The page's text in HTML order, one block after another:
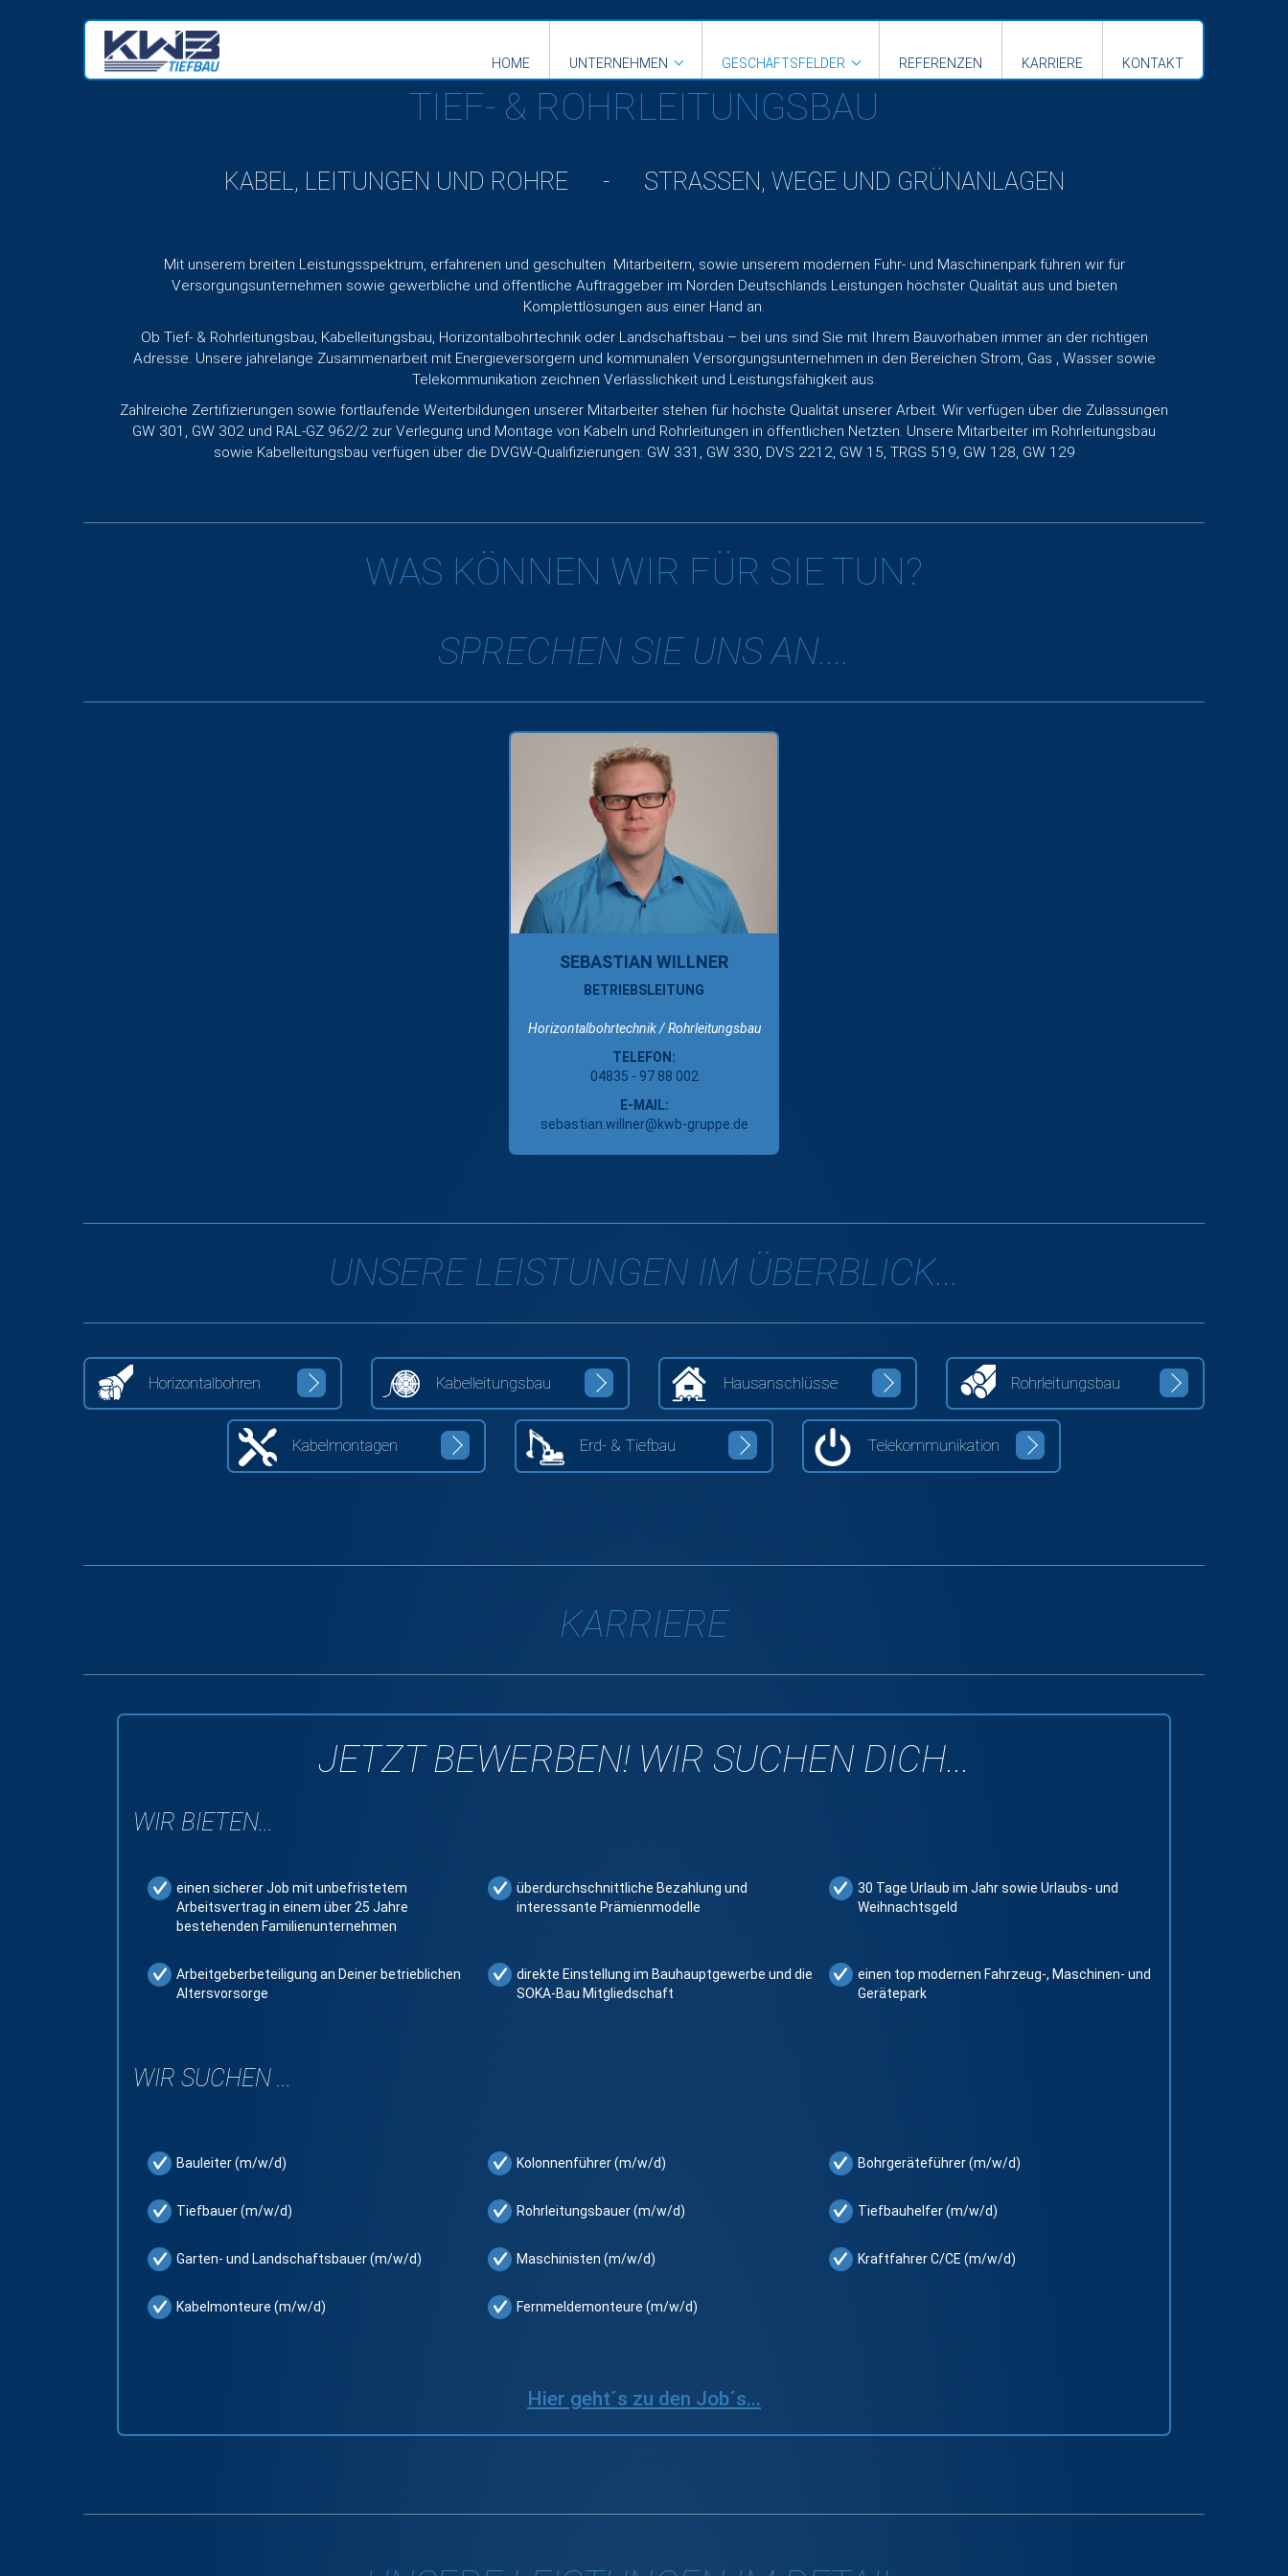
HOME UNTERNEHMEN GESCHÄFTSFELDER REFERENZEN KARRIERE KONTAKT
TIEF- & ROHRLEITUNGSBAU
TIEF- & ROHRLEITUNGSBAU
KABEL, LEITUNGEN UND ROHRE - STRASSEN, WEGE UND GRÜNANLAGEN
Mit unserem breiten Leistungsspektrum, erfahrenen und geschulten Mitarbeitern, sowie unserem modernen Fuhr- und Maschinenpark führen wir für
Versorgungsunternehmen sowie gewerbliche und öffentliche Auftraggeber im Norden Deutschlands Leistungen höchster Qualität aus und bieten
Komplettlösungen aus einer Hand an.
Ob Tief- & Rohrleitungsbau, Kabelleitungsbau, Horizontalbohrtechnik oder Landschaftsbau – bei uns sind Sie mit Ihrem Bauvorhaben immer an der richtigen
Adresse. Unsere jahrelange Zusammenarbeit mit Energieversorgern und kommunalen Versorgungsunternehmen in den Bereichen Strom, Gas , Wasser sowie
Telekommunikation zeichnen Verlässlichkeit und Leistungsfähigkeit aus.
Zahlreiche Zertifizierungen sowie fortlaufende Weiterbildungen unserer Mitarbeiter stehen für höchste Qualität unserer Arbeit. Wir verfügen über die Zulassungen
GW 301, GW 302 und RAL-GZ 962/2 zur Verlegung und Montage von Kabeln und Rohrleitungen in öffentlichen Netzten. Unsere Mitarbeiter im Rohrleitungsbau
sowie Kabelleitungsbau verfügen über die DVGW-Qualifizierungen: GW 331, GW 330, DVS 2212, GW 15, TRGS 519, GW 128, GW 129
WAS KÖNNEN WIR FÜR SIE TUN?
SPRECHEN SIE UNS AN....
SEBASTIAN WILLNER
BETRIEBSLEITUNG
Horizontalbohrtechnik / Rohrleitungsbau
TELEFON:
04835 - 97 88 002
E-MAIL:
sebastian.willner@kwb-gruppe.de
UNSERE LEISTUNGEN IM ÜBERBLICK...
Horizontalbohren Kabelleitungsbau Hausanschlüsse Rohrleitungsbau
Kabelmontagen Erd- & Tiefbau Telekommunikation
KARRIERE
JETZT BEWERBEN! WIR SUCHEN DICH...
WIR BIETEN...
einen sicherer Job mit unbefristetem
Arbeitsvertrag in einem über 25 Jahre
bestehenden Familienunternehmen
überdurchschnittliche Bezahlung und
interessante Prämienmodelle
30 Tage Urlaub im Jahr sowie Urlaubs- und
Weihnachtsgeld
Arbeitgeberbeteiligung an Deiner betrieblichen
Altersvorsorge
direkte Einstellung im Bauhauptgewerbe und die
SOKA-Bau Mitgliedschaft
einen top modernen Fahrzeug-, Maschinen- und
Gerätepark
WIR SUCHEN ...
Bauleiter (m/w/d) Kolonnenführer (m/w/d) Bohrgeräteführer (m/w/d)
Tiefbauer (m/w/d) Rohrleitungsbauer (m/w/d) Tiefbauhelfer (m/w/d)
Garten- und Landschaftsbauer (m/w/d) Maschinisten (m/w/d) Kraftfahrer C/CE (m/w/d)
Kabelmonteure (m/w/d) Fernmeldemonteure (m/w/d)
Hier geht´s zu den Job´s...